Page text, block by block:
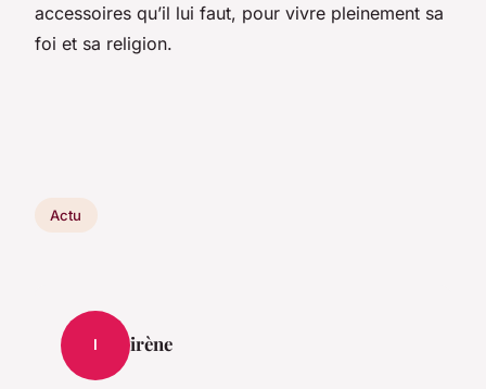
accessoires qu’il lui faut, pour vivre pleinement sa
foi et sa religion.
Actu
I irène